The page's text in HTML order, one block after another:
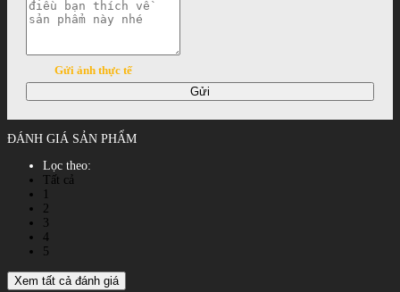
Gửi ảnh thực tế
Gửi
ĐÁNH GIÁ SẢN PHẨM
Lọc theo:
Tất cả
2
3
4
5
Xem tất cả đánh giá